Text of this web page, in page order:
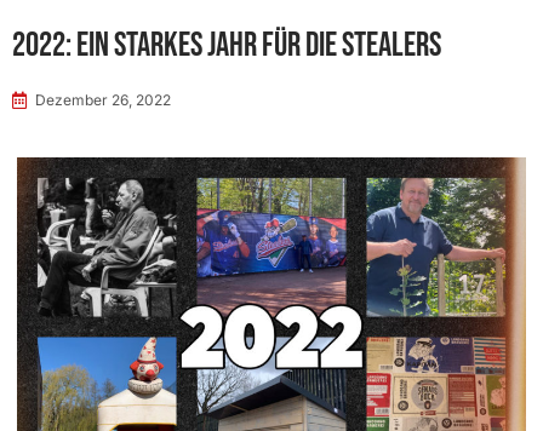
2022: Ein starkes Jahr für die Stealers
Dezember 26, 2022